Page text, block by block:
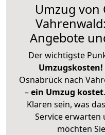
Umzug von
Angebote
Der wichtigste
Umzugskosten!
Osnabrück nach
–ein Umzug kostet.
Klaren sein, was
Service erwarten
möchten